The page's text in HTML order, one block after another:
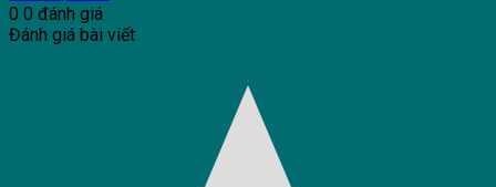
0 0 đánh giá
Đánh giá bài viết